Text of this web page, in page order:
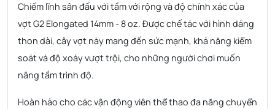
Chiếm lĩnh sân đấu với tầm với rộng và độ chính xác của
vợt G2 Elongated 14mm - 8 oz. Được chế tác với hình dáng
thon dài, cây vợt này mang đến sức mạnh, khả năng kiểm
soát và độ xoáy vượt trội, cho những người chơi muốn
nâng tầm trình độ.
Hoàn hảo cho các vận động viên thể thao đa năng chuyển